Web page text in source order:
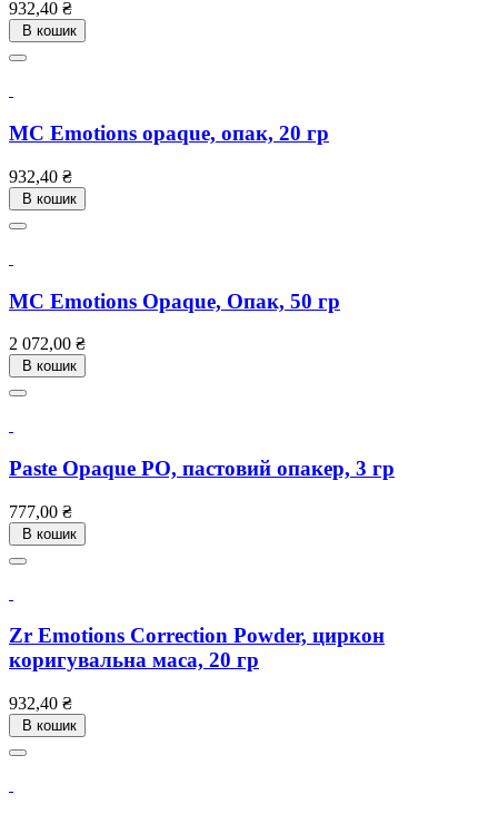
932,40 ₴Ціна
В кошик
MC Emotions opaque, опак, 20 гр
932,40 ₴Ціна
В кошик
MC Emotions Opaque, Опак, 50 гр
2 072,00 ₴Ціна
В кошик
Paste Opaque PO, пастовий опакер, 3 гр
777,00 ₴Ціна
В кошик
Zr Emotions Correction Powder, циркон
коригувальна маса, 20 гр
932,40 ₴Ціна
В кошик